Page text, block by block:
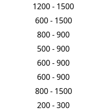
1200 - 1500
600 - 1500
800 - 900
500 - 900
600 - 900
600 - 900
800 - 1500
200 - 300